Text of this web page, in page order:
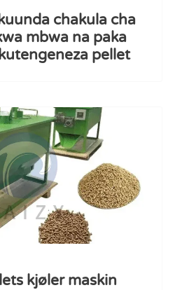
chakula cha
mbwa na paka
pellet
kjøler maskin